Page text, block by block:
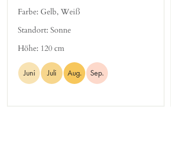
Farbe: Gelb, Weiß
Standort: Sonne
Höhe: 120 cm
Juni Juli Aug. Sep.